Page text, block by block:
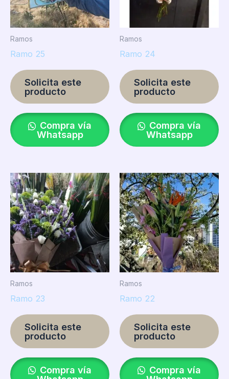
Ramos
Ramo 25
Solicita este
producto
Compra vía
Whatsapp
Ramos
Ramo 24
Solicita este
producto
Compra vía
Whatsapp
Ramos
Ramo 23
Solicita este
producto
Compra vía
Ramos
Ramo 22
Solicita este
producto
Compra vía